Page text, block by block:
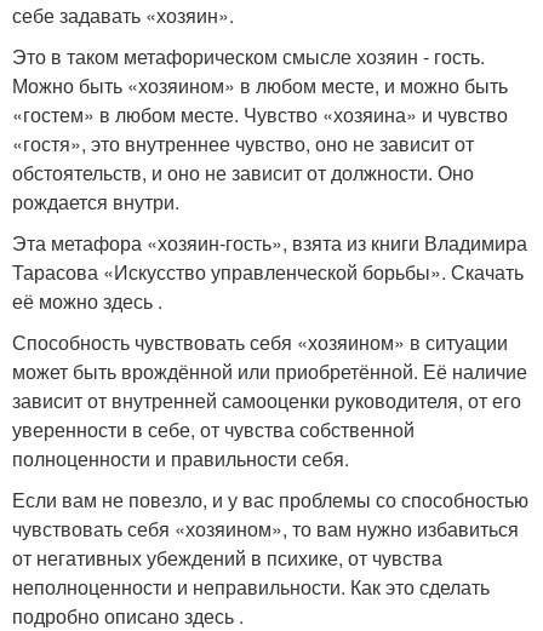
себе задавать «хозяин».
Это в таком метафорическом смысле хозяин - гость.
Можно быть «хозяином» в любом месте, и можно быть
«гостем» в любом месте. Чувство «хозяина» и чувство
«гостя», это внутреннее чувство, оно не зависит от
обстоятельств, и оно не зависит от должности. Оно
рождается внутри.
Эта метафора «хозяин-гость», взята из книги Владимира
Тарасова «Искусство управленческой борьбы». Скачать
её можно здесь .
Способность чувствовать себя «хозяином» в ситуации
может быть врождённой или приобретённой. Её наличие
зависит от внутренней самооценки руководителя, от его
уверенности в себе, от чувства собственной
полноценности и правильности себя.
Если вам не повезло, и у вас проблемы со способностью
чувствовать себя «хозяином», то вам нужно избавиться
от негативных убеждений в психике, от чувства
неполноценности и неправильности. Как это сделать
подробно описано здесь .